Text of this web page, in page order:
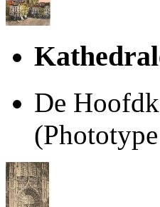
De